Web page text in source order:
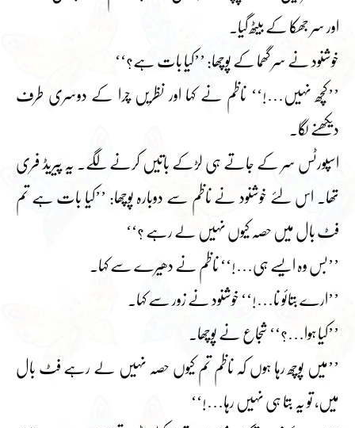
اور سر جھکا کے بیٹھ گیا۔
خوشنود نے سر گھما کے پوچھا: ’’کیا بات ہے؟‘‘
’’کچھ نہیں…!‘‘ ناظم نے کہا اور نظریں چرا کے دوسری طرف
دیکھنے لگا۔
اسپورٹس سر کے جاتے ہی لڑکے باتیں کرنے لگے۔ یہ پیریڈ فری
تھا۔ اس لئے خوشنود نے ناظم سے دوبارہ پوچھا: ’’کیا بات ہے تم
فٹ بال میں حصہ کیوں نہیں لے رہے ؟‘‘
’’بس وہ ایسے ہی…!‘‘ ناظم نے دھیرے سے کہا۔
’’ارے بتائو نا…!‘‘ خوشنود نے زور سے کہا۔
’’کیا ہوا…؟‘‘ شجاع نے پوچھا۔
’’میں پوچھ رہا ہوں کہ ناظم تم کیوں حصہ نہیں لے رہے فٹ بال
میں، تو یہ بتا ہی نہیں رہا…!‘‘